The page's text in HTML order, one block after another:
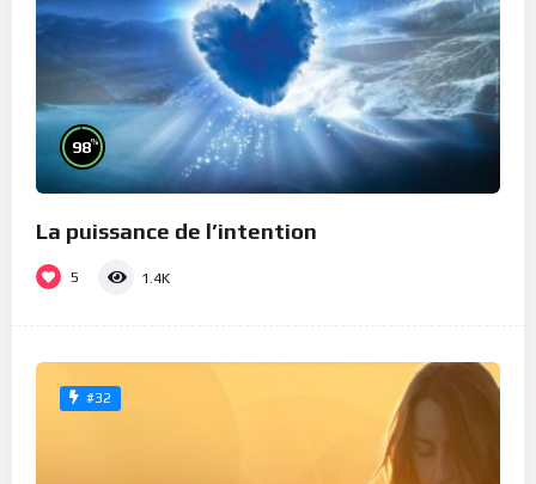
98%
La puissance de l’intention
5 1.4K
#32